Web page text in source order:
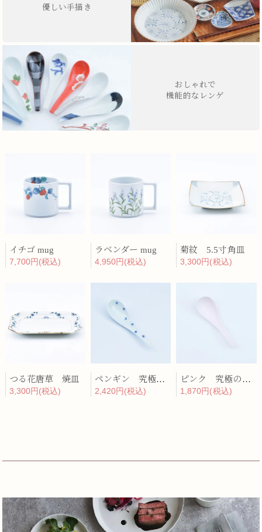
優しい手描き
おしゃれで
機能的なレンゲ
イチゴ mug
7,700円(税込)
ラベンダー mug
4,950円(税込)
菊紋 5.5寸角皿
3,300円(税込)
つる花唐草 焼皿
3,300円(税込)
ペンギン 究極のレンゲ
2,420円(税込)
ピンク 究極のレンゲ
1,870円(税込)